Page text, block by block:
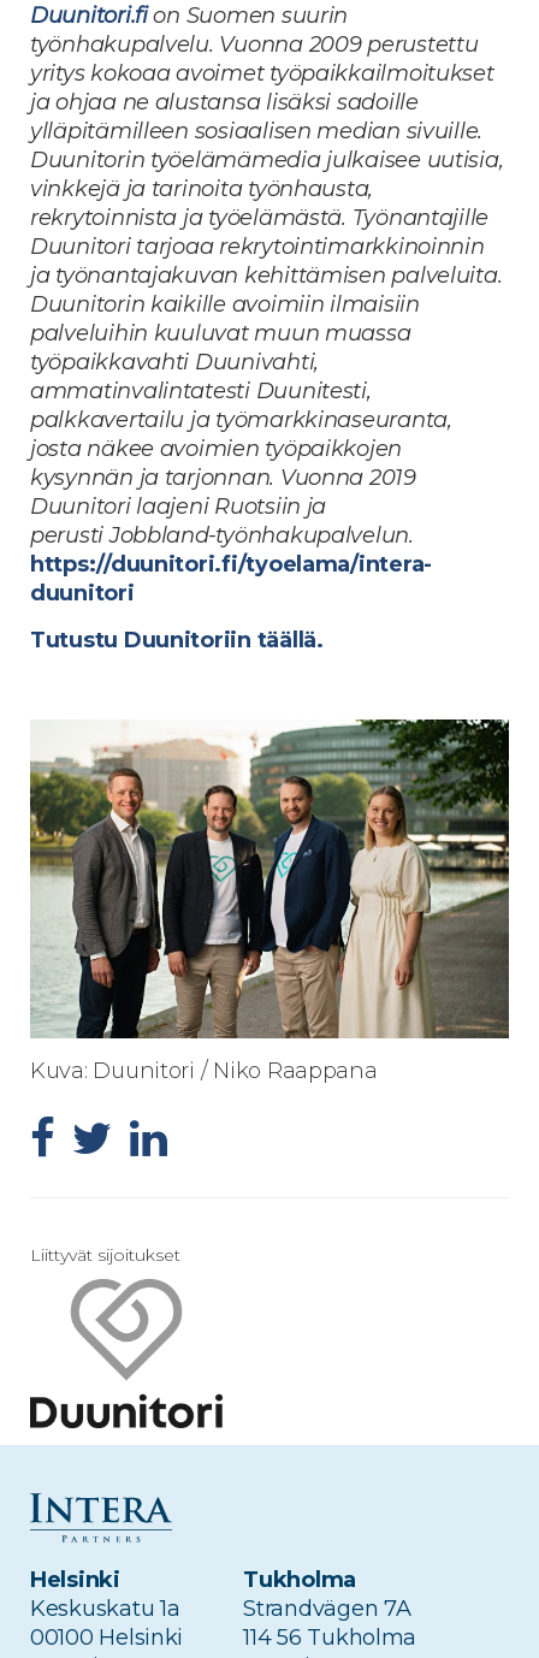
Duunitori.fion Suomen suurin
työnhakupalvelu. Vuonna 2009 perustettu
yritys kokoaa avoimet työpaikkailmoitukset
ja ohjaa ne alustansa lisäksi sadoille
ylläpitämilleen sosiaalisen median sivuille.
Duunitorin työelämämedia julkaisee uutisia,
vinkkejä ja tarinoita työnhausta,
rekrytoinnista ja työelämästä. Työnantajille
Duunitori tarjoaa rekrytointimarkkinoinnin
ja työnantajakuvan kehittämisen palveluita.
Duunitorin kaikille avoimiin ilmaisiin
palveluihin kuuluvat muun muassa
työpaikkavahti Duunivahti,
ammatinvalintatesti Duunitesti,
palkkavertailu ja työmarkkinaseuranta,
josta näkee avoimien työpaikkojen
kysynnän ja tarjonnan. Vuonna 2019
Duunitori laajeni Ruotsiin ja
perusti Jobbland-työnhakupalvelun.
https://duunitori.fi/tyoelama/intera-
duunitori
Tutustu Duunitoriin täällä.
Kuva: Duunitori / Niko Raappana
Liittyvät sijoitukset
Edellinen artikkeli
Intera Partnersin
toimitusjohtajaksi
osakas Juhana Kallio
– Jokke Paananen
ilmanvaihtoon ja
jäähdytykseen
erikoistuneeseen
Helsinki
Keskuskatu 1a
00100 Helsinki
Tukholma
Strandvägen 7A
114 56 Tukholma